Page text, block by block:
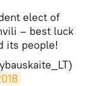
elect of
– best luck
its people!